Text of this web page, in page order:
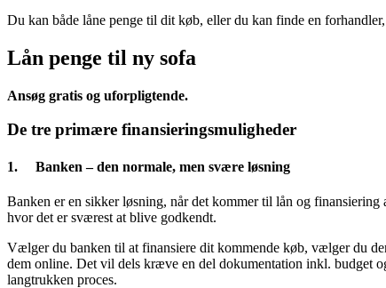
Du kan både låne penge til dit køb, eller du kan finde en
Lån penge til ny sofa
Ansøg gratis og uforpligtende.
De tre primære finansieringsmuligheder
1. Banken – den normale, men svære løsning
Banken er en sikker løsning, når det kommer til lån og
hvor det er sværest at blive godkendt.
Vælger du banken til at finansiere dit kommende køb, vælger du
dem online. Det vil dels kræve en del dokumentation inkl. budget
langtrukken proces.